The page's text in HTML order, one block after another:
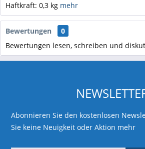
Haftkraft: 0,3 kg mehr
Bewertungen
0
Bewertungen lesen, schreiben und
Abonnieren Sie den kostenlosen
Sie keine Neuigkeit oder Aktion mehr